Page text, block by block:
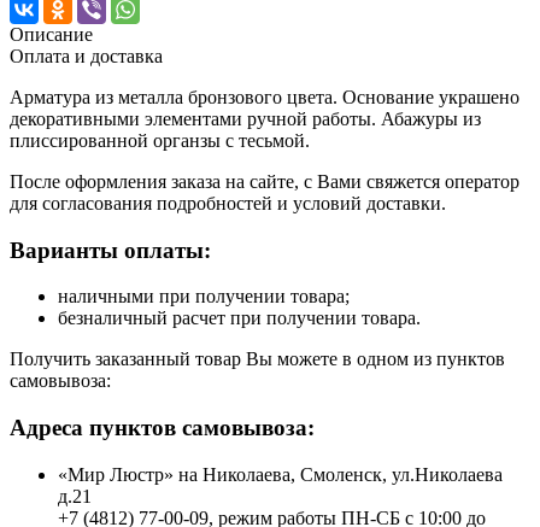
Описание
Оплата и доставка
Арматура из металла бронзового цвета. Основание украшено
декоративными элементами ручной работы. Абажуры из
плиссированной органзы с тесьмой.
После оформления заказа на сайте, с Вами свяжется оператор
для согласования подробностей и условий доставки.
Варианты оплаты:
наличными при получении товара;
безналичный расчет при получении товара.
Получить заказанный товар Вы можете в одном из пунктов
самовывоза:
Адреса пунктов самовывоза:
«Мир Люстр» на Николаева, Смоленск, ул.Николаева
д.21
+7 (4812) 77-00-09, режим работы ПН-СБ с 10:00 до